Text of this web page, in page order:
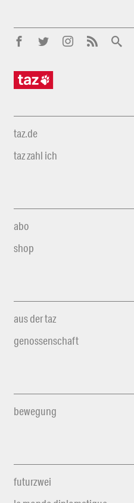
taz.de
taz zahl ich
abo
shop
aus der taz
genossenschaft
bewegung
futurzwei